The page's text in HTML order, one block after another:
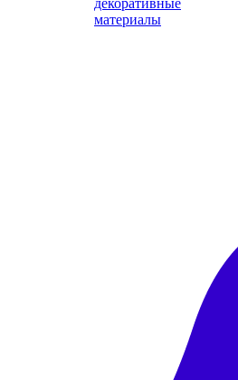
декоративные
материалы